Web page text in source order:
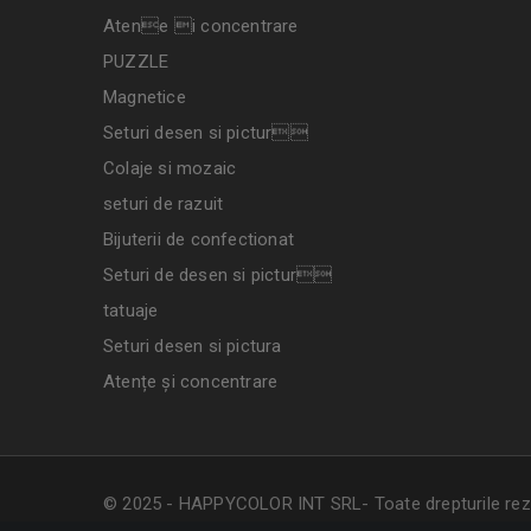
Atene i concentrare
PUZZLE
Magnetice
Seturi desen si pictur
Colaje si mozaic
seturi de razuit
Bijuterii de confectionat
Seturi de desen si pictur
tatuaje
Seturi desen si pictura
Atențe și concentrare
© 2025 - HAPPYCOLOR INT SRL- Toate drepturile